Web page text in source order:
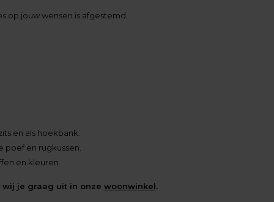
op jouw wensen is afgestemd.
en als hoekbank.
poef en rugkussen.
en kleuren.
je graag uit in onze woonwinkel.